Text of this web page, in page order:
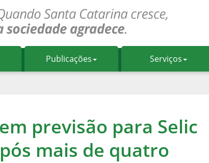
Publicações Serviços
previsão para Selic
mais de quatro